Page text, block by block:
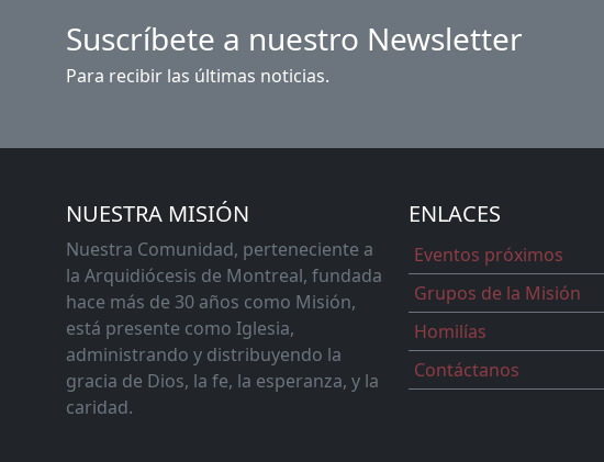
Suscríbete a nuestro Newsletter
Para recibir las últimas noticias.
NUESTRA MISIÓN
Nuestra Comunidad, perteneciente a
la Arquidiócesis de Montreal, fundada
hace más de 30 años como Misión,
está presente como Iglesia,
administrando y distribuyendo la
gracia de Dios, la fe, la esperanza, y la
caridad.
ENLACES
Eventos próximos
Grupos de la Misión
Homilías
Contáctanos